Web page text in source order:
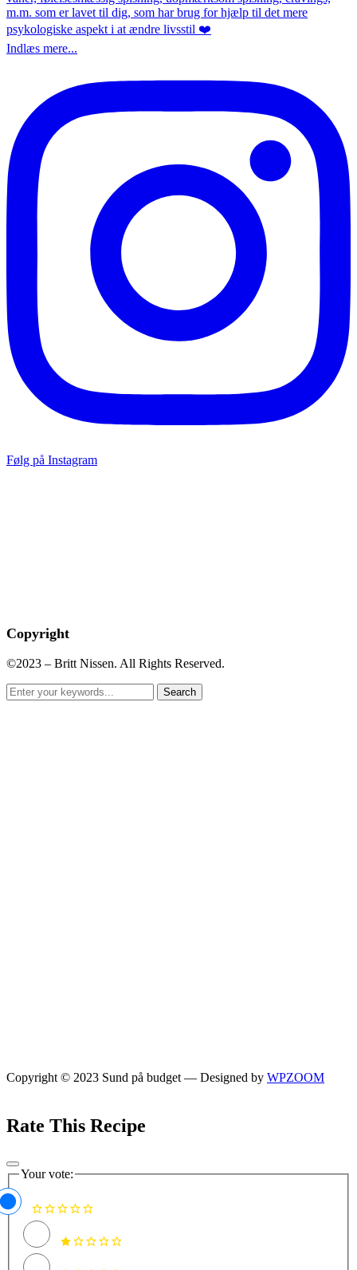
Indlæs mere...
Følg på Instagram
Copyright
©2023 – Britt Nissen. All Rights Reserved.
Copyright © 2023 Sund på budget — Designed by WPZOOM
Rate This Recipe
Your vote: